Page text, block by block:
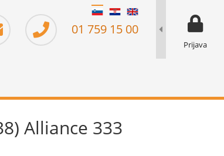
01 759 15 00
prikaz za
Prijava
Alliance 333